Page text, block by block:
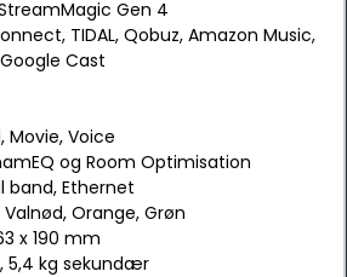
Gen 4
TIDAL, Qobuz, Amazon Music,
Cast
Movie, Voice
og Room Optimisation
band, Ethernet
Valnød, Orange, Grøn
x 190 mm
5,4 kg sekundær